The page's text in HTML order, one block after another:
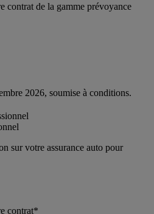
contrat de la gamme prévoyance
2026, soumise à conditions.
sur votre assurance auto pour
contrat*